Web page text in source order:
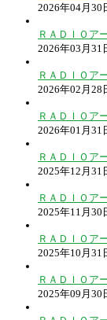
2026年04月30
ＲＡＤＩＯア
2026年03月31
ＲＡＤＩＯア
2026年02月28
ＲＡＤＩＯア
2026年01月31
ＲＡＤＩＯア
2025年12月31
ＲＡＤＩＯア
2025年11月30
ＲＡＤＩＯア
2025年10月31
ＲＡＤＩＯア
2025年09月30